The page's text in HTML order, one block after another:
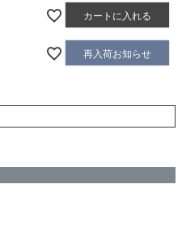
カートに入れる
再入荷お知らせ